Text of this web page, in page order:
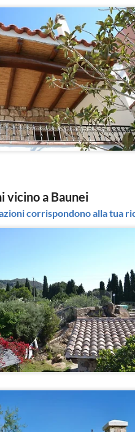
vicino a Baunei
corrispondono alla tua